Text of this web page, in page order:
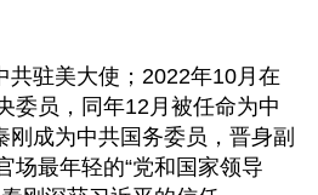
共驻美大使；2022年10月在
委员，同年12月被任命为中
成为中共国务委员，晋身副
场最年轻的“党和国家领导